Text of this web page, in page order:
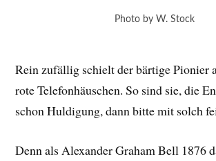
Photo by W. Stock
Rein zufällig schielt der bärtige Pionier
rote Telefonhäuschen. So sind sie, die
schon Huldigung, dann bitte mit solch
Denn als Alexander Graham Bell 1876